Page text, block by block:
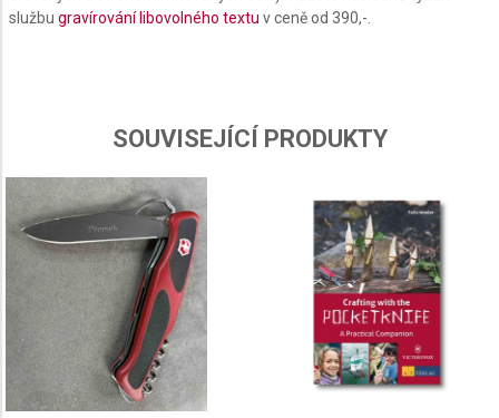
službu gravírování libovolného textu v ceně od 390,-.
SOUVISEJÍCÍ PRODUKTY
Use profiles to select personalised content
combinations of data from different sources
Develop and improve services
Use limited data to select content
IAB Special Features:
Use precise geolocation data
Identify devices based on information actively
requested